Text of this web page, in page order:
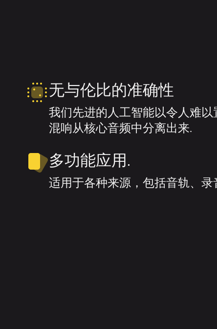
无与伦比的准确性
我们先进的人工智能以令人难
混响从核心音频中分离出来.
多功能应用.
适用于各种来源，包括音轨、录